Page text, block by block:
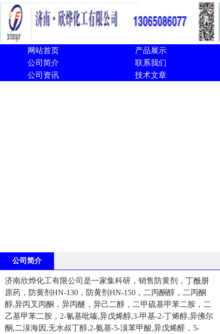
网站首页
产品展示
公司简介
联系我们
公司资讯
技术文章
公司简介
济南欣烨化工有限公司是一家集科研，销售防黄剂，丁酰肼
原药，防黄剂HN-130，防黄剂HN-150，二丙酮醇，二丙酮
醇,异丙叉丙酮，异丙醚，异己二醇，二甲硫基甲苯二胺，二
乙基甲苯二胺，2-氰基吡嗪,异戊烯醇,3-甲基-2-丁烯醇,异佛尔
酮,二溴海因,无水叔丁醇,2-氨基-5-溴苯甲酸,异戊烯醛，5-